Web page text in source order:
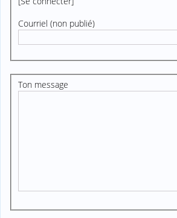
Courriel (non publié)
Ton message